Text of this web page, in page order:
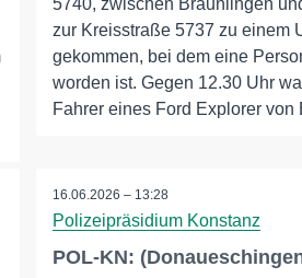
5740, zwischen Bräunlingen
zur Kreisstraße 5737 zu einem
gekommen, bei dem eine
worden ist. Gegen 12.30 Uhr
Fahrer eines Ford Explorer von
16.06.2026 – 13:28
Polizeipräsidium Konstanz
POL-KN: